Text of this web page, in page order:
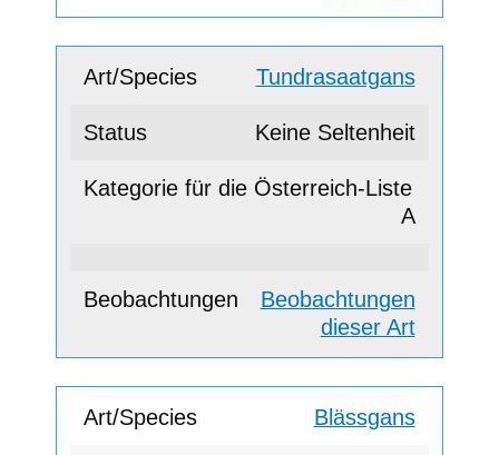
Tundrasaatgans
Keine Seltenheit
A
Beobachtungen
dieser Art
Blässgans